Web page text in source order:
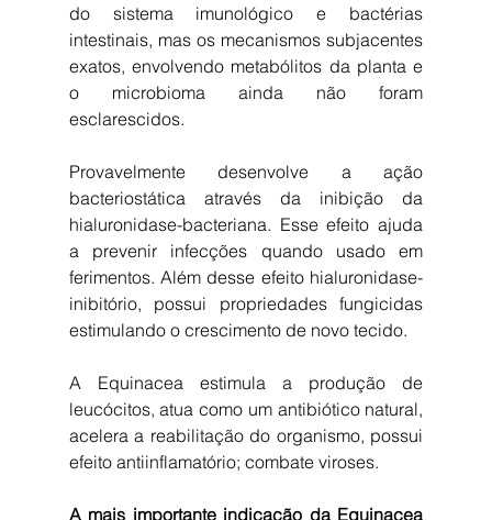
do sistema imunológico e bactérias
intestinais, mas os mecanismos subjacentes
exatos, envolvendo metabólitos da planta e
o microbioma ainda não foram
esclarescidos.
Provavelmente desenvolve a ação
bacteriostática através da inibição da
hialuronidase-bacteriana. Esse efeito ajuda
a prevenir infecções quando usado em
ferimentos. Além desse efeito hialuronidase-
inibitório, possui propriedades fungicidas
estimulando o crescimento de novo tecido.
A Equinacea estimula a produção de
leucócitos, atua como um antibiótico natural,
acelera a reabilitação do organismo, possui
efeito antiinflamatório; combate viroses.
A mais importante indicação da Equinacea